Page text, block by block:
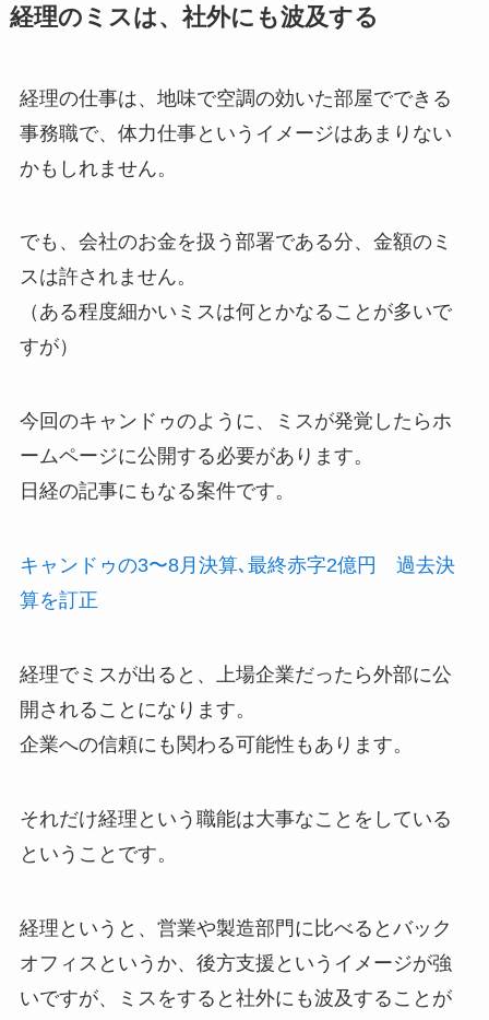
経理のミスは、社外にも波及する
経理の仕事は、地味で空調の効いた部屋でできる
事務職で、体力仕事というイメージはあまりない
かもしれません。
でも、会社のお金を扱う部署である分、金額のミ
スは許されません。
（ある程度細かいミスは何とかなることが多いで
すが）
今回のキャンドゥのように、ミスが発覚したらホ
ームページに公開する必要があります。
日経の記事にもなる案件です。
キャンドゥの3〜8月決算､最終赤字2億円 過去決
算を訂正
経理でミスが出ると、上場企業だったら外部に公
開されることになります。
企業への信頼にも関わる可能性もあります。
それだけ経理という職能は大事なことをしている
ということです。
経理というと、営業や製造部門に比べるとバック
オフィスというか、後方支援というイメージが強
いですが、ミスをすると社外にも波及することが